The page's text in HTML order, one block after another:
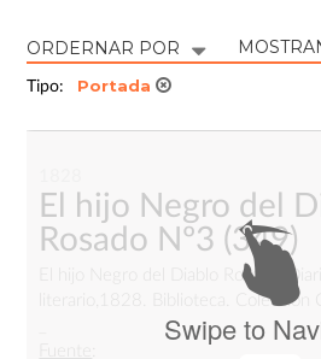
ORDERNAR POR
Tipo: Portada
El hijo Negro del
Rosado Nº3 (349)
El hijo Negro del Diablo Rosado,
literario,1828. Biblioteca. Colección
Swipe to